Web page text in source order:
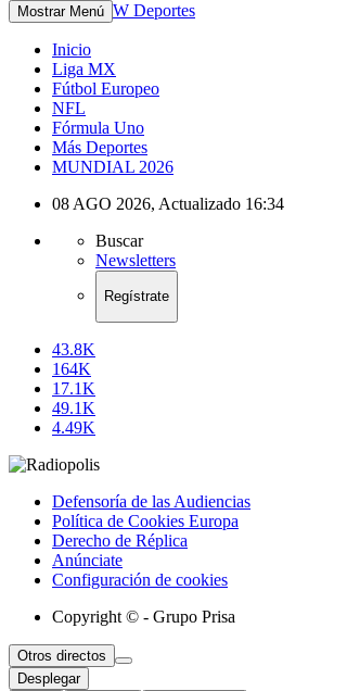
Mostrar Menú W Deportes
Inicio
Liga MX
Fútbol Europeo
NFL
Fórmula Uno
Más Deportes
MUNDIAL 2026
08 AGO 2026, Actualizado 16:34
Buscar
Newsletters
Regístrate
43.8K
164K
17.1K
49.1K
4.49K
Defensoría de las Audiencias
Política de Cookies Europa
Derecho de Réplica
Anúnciate
Configuración de cookies
Copyright © - Grupo Prisa
Otros directos
Desplegar